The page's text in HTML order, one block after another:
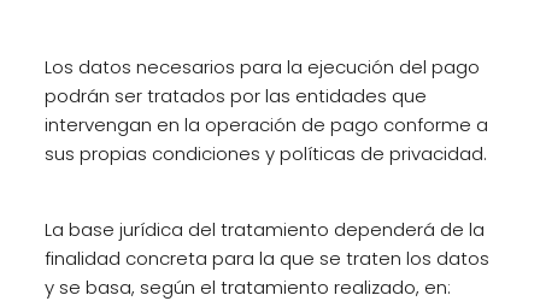
Los datos necesarios para la ejecución del pago
podrán ser tratados por las entidades que
intervengan en la operación de pago conforme a
sus propias condiciones y políticas de privacidad.
La base jurídica del tratamiento dependerá de la
finalidad concreta para la que se traten los datos
y se basa, según el tratamiento realizado, en: